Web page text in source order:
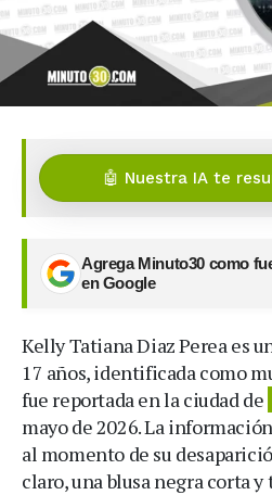
🤖 Nuestra IA te
Agrega Minuto30 como
en Google
Kelly Tatiana Diaz Perea es
17 años, identificada como
fue reportada en la ciudad de
mayo de 2026. La
al momento de su
claro, una blusa negra corta